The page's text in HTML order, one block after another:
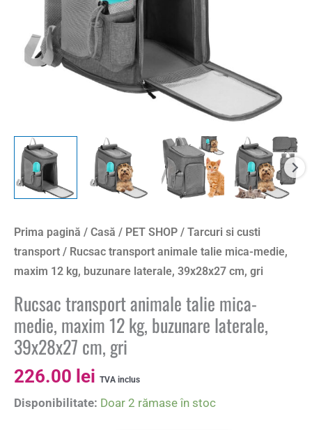
Prima pagină / Casă / PET SHOP / Tarcuri si custi
transport / Rucsac transport animale talie mica-medie,
maxim 12 kg, buzunare laterale, 39x28x27 cm, gri
Rucsac transport animale talie mica-
medie, maxim 12 kg, buzunare laterale,
39x28x27 cm, gri
226.00 lei TVA inclus
Disponibilitate: Doar 2 rămase în stoc
buzunare
laterale,